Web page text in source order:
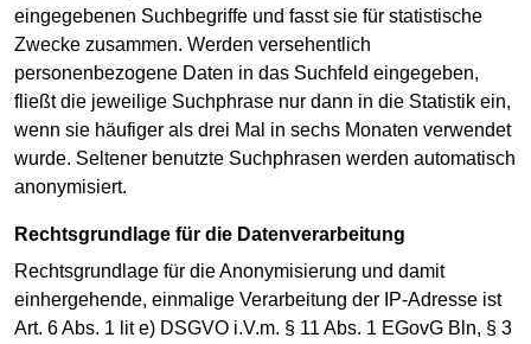
eingegebenen Suchbegriffe und fasst sie für statistische
Zwecke zusammen. Werden versehentlich
personenbezogene Daten in das Suchfeld eingegeben,
fließt die jeweilige Suchphrase nur dann in die Statistik ein,
wenn sie häufiger als drei Mal in sechs Monaten verwendet
wurde. Seltener benutzte Suchphrasen werden automatisch
anonymisiert.
Rechtsgrundlage für die Datenverarbeitung
Rechtsgrundlage für die Anonymisierung und damit
einhergehende, einmalige Verarbeitung der IP-Adresse ist
Art. 6 Abs. 1 lit e) DSGVO i.V.m. § 11 Abs. 1 EGovG Bln, § 3